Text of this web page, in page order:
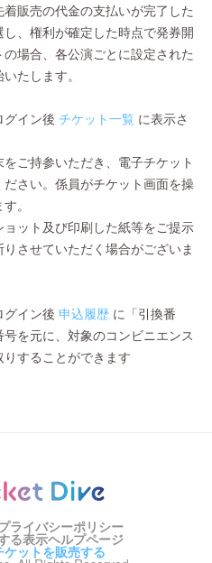
販売の代金の支払いが完了した
、権利が確定した時点で発券開
場合、各公演ごとに設定された
たします。
イン後 チケット一覧 に表示さ
ご持参いただき、電子チケット
さい。係員がチケット画面を操
。
ット及び印刷した紙等をご提示
させていただく場合がございま
イン後 申込履歴 に「引換番
を元に、対象のコンビニエンス
することができます
ライバシーポリシー
る表示ヘルプページ
ットを販売する